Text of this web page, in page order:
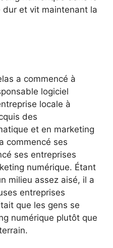
dur et vit maintenant la
a commencé à
logiciel
locale à
des
et en marketing
commencé ses
ses entreprises
numérique. Étant
milieu assez aisé, il a
entreprises
que les gens se
numérique plutôt que